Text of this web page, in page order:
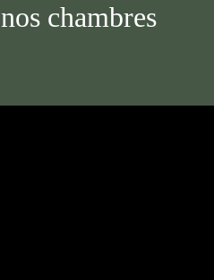
chambres